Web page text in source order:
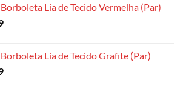
Lia de Tecido Vermelha (Par)
Lia de Tecido Grafite (Par)